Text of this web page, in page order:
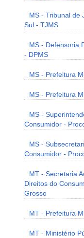
MS - Tribunal de
Sul - TJMS
MS - Defensoria
- DPMS
MS - Prefeitura
MS - Prefeitura
MS -
Consumidor -
MS -
Consumidor -
MT - Secretaria
Direitos do
Grosso
MT - Prefeitura
MT - Ministério